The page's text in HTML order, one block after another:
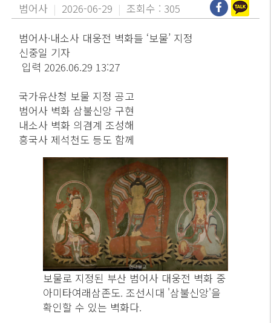
범어사 | 2026-06-29 | 조회수 : 305
범어사·내소사 대웅전 벽화들 ‘보물’ 지정
신중일 기자
입력 2026.06.29 13:27
국가유산청 보물 지정 공고
범어사 벽화 삼불신앙 구현
내소사 벽화 의겸계 조성해
흥국사 제석천도 등도 함께
보물로 지정된 부산 범어사 대웅전 벽화 중
아미타여래삼존도. 조선시대 '삼불신앙'을
확인할 수 있는 벽화다.